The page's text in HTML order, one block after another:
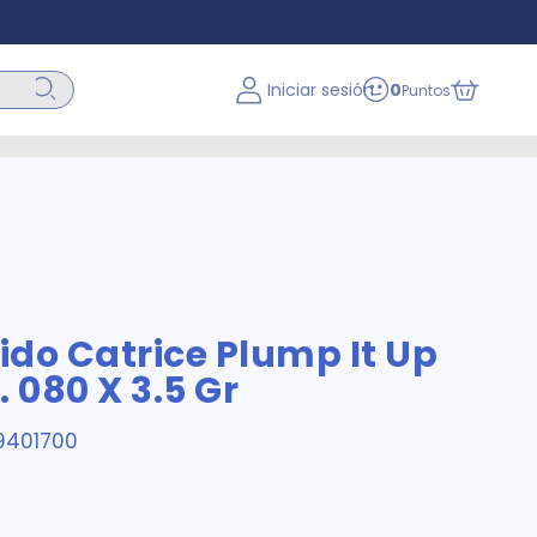
Iniciar sesión 0Puntos
Catrice Plump It Up
X 3.5 Gr